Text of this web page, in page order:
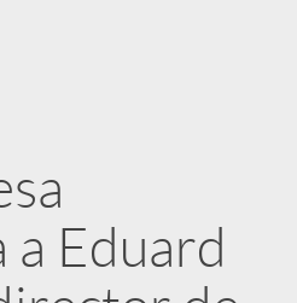
Eduard